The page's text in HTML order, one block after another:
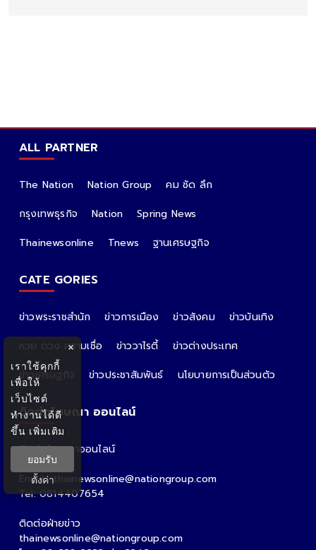
ALL PARTNER
The Nation Nation Group
คม ชัด ลึก
กรุงเทพธุรกิจ
Nation
Spring News
Thainewsonline
Tnews ฐานเศรษฐกิจ
CATE GORIES
ข่าวพระราชสำนัก ข่าวการเมือง ข่าวสังคม
ข่าวบันเทิง
หวย ดวง ความเชื่อ
ข่าววาไรตี้
ข่าวต่างประเทศ
ข่าวเศรษฐกิจ
ข่าวประชาสัมพันธ์ นโยบายการเป็นส่วนตัว
ติดต่อโฆษณา ออนไลน์
ติดต่อโฆษณาออนไลน์
คุณอ้อ
Email : thainewsonline@nationgroup.com
Tel: 0814407654
ติดต่อฝ่ายข่าว
thainewsonline@nationgroup.com
×
เราใช้คุกกี้
เพื่อให้
เว็บไซต์
ทำงานได้ดี
ขึ้น เพิ่มเติม
ยอมรับ
ตั้งค่า